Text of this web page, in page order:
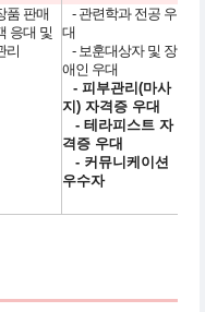
품 판매
응대 및
리
- 관련학과 전공 우
대
- 보훈대상자 및 장
애인 우대
- 피부관리(마사
지) 자격증 우대
- 테라피스트 자
격증 우대
- 커뮤니케이션
우수자